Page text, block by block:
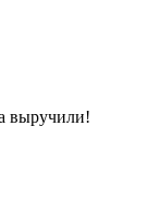
выручили!